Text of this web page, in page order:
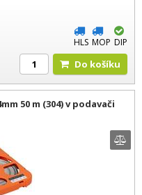
HLS MOP DIP
Do košíku
50 m (304) v podavači